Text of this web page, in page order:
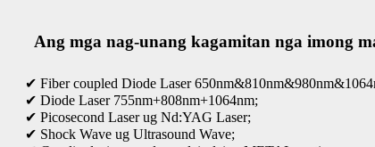
Ang mga nag-unang kagamitan nga imong
✔ Fiber coupled Diode Laser
✔ Diode Laser 755nm+808nm+1064nm;
✔ Picosecond Laser ug Nd:YAG Laser;
✔ Shock Wave ug Ultrasound Wave;